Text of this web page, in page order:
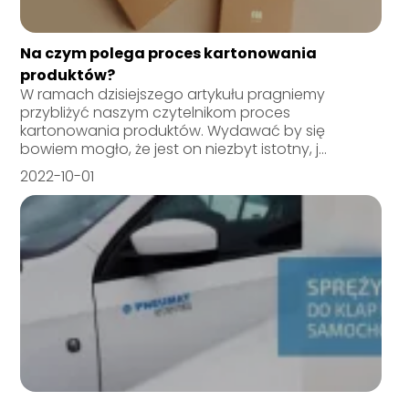
Na czym polega proces kartonowania
produktów?
W ramach dzisiejszego artykułu pragniemy
przybliżyć naszym czytelnikom proces
kartonowania produktów. Wydawać by się
bowiem mogło, że jest on niezbyt istotny, j...
2022-10-01